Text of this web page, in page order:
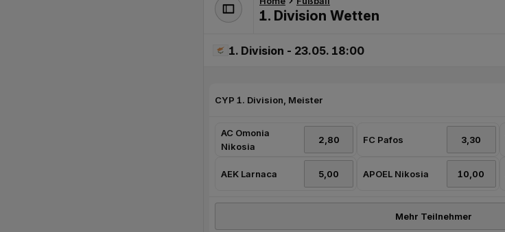
AC Omonia
Nikosia
FC Pafos
AEK Larnaca APOEL Nikosia
Mehr Teilnehmer